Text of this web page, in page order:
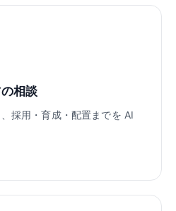
相談
採用・育成・配置までを AI